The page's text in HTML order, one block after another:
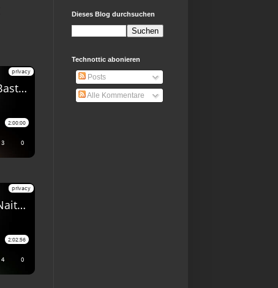
Dieses Blog durchsuchen
Technottic abonieren
Posts
Alle Kommentare